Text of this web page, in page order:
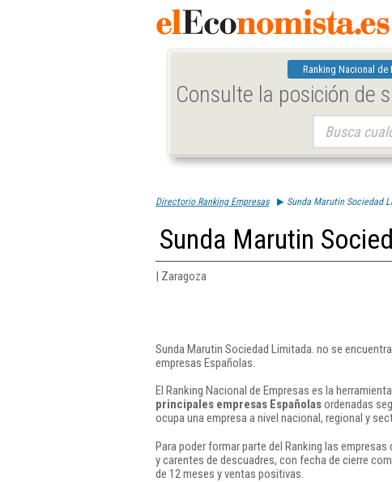
Ranking Nacional de
Consulte la posición de
Directorio Ranking Empresas Sunda Marutin Sociedad
Sunda Marutin
| Zaragoza
Sunda Marutin Sociedad Limitada. no se
empresas Españolas.
El Ranking Nacional de Empresas es la
principales empresas Españolasordenadas
ocupa una empresa a nivel nacional, regional y
Para poder formar parte del Ranking las
y carentes de descuadres, con fecha de cierre
de 12 meses y ventas positivas.